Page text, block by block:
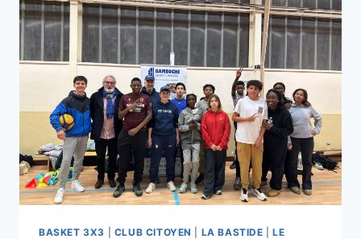
SABLARD
BASKET 3X3 CLUB CITOYEN LA BASTIDE |LE